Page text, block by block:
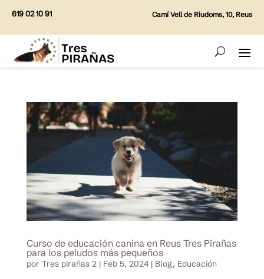
619 02 10 91 Camí Vell de Riudoms, 10, Reus
Curso de educación canina en Reus Tres Pirañas
para los peludos más pequeños
por Tres pirañas 2| Feb 5, 2024| Blog, Educación